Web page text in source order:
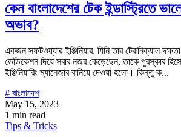
কেন বাংলাদেশের টেক ইন্ডাস্ট্রিতে
অভাব?
একজন সফটওয়্যার ইঞ্জিনিয়ার, যিনি তার টেকনিক্যাল
ডেডিকেশন দিয়ে সবার নজর কেড়েছেন, তাকে পুরস্কার
ইঞ্জিনিয়ারিং ম্যানেজার বানিয়ে দেওয়া হলো। কিন্তু ক...
# বাংলাদেশ
May 15, 2023
1 min read
Tips & Tricks